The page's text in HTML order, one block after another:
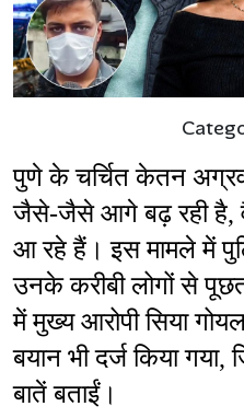
पुणे के चर्चित केतन
जैसे-जैसे आगे बढ़ रही है,
आ रहे हैं। इस मामले में
उनके करीबी लोगों से
में मुख्य आरोपी सिया
बयान भी दर्ज किया
बातें बताईं।